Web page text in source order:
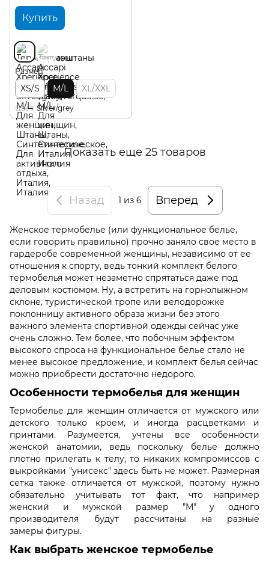
Купить
Размер
XS/S M/L XL/XXL
Цвет Silver/grey
Показать еще 25 товаров
Назад 1 из 6 Вперед
Женское термобелье (или функциональное белье,
если говорить правильно) прочно заняло свое место в
гардеробе современной женщины, независимо от ее
отношения к спорту, ведь тонкий комплект белого
термобелья может незаметно спрятаться даже под
деловым костюмом. Ну, а встретить на горнолыжном
склоне, туристической тропе или велодорожке
поклонницу активного образа жизни без этого
важного элемента спортивной одежды сейчас уже
очень сложно. Тем более, что побочным эффектом
высокого спроса на функциональное белье стало не
менее высокое предложение, и комплект белья сейчас
можно приобрести достаточно недорого.
Особенности термобелья для женщин
Термобелье для женщин отличается от мужского или
детского только кроем, и иногда расцветками и
принтами. Разумеется, учтены все особенности
женской анатомии, ведь поскольку белье должно
плотно прилегать к телу, то никаких компромиссов с
выкройками "унисекс" здесь быть не может. Размерная
сетка также отличается от мужской, поэтому нужно
обязательно учитывать тот факт, что например
женский и мужской размер "М" у одного
производителя будут рассчитаны на разные
замеры фигуры.
Как выбрать женское термобелье